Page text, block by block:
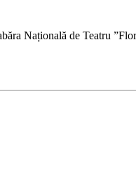
Națională de Teatru